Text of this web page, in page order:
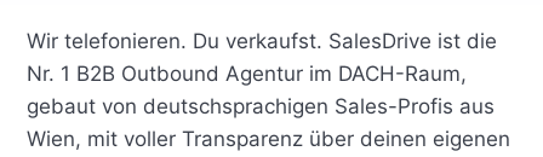
Wir telefonieren. Du verkaufst. SalesDrive ist die
Nr. 1 B2B Outbound Agentur im DACH-Raum,
gebaut von deutschsprachigen Sales-Profis aus
Wien, mit voller Transparenz über deinen eigenen